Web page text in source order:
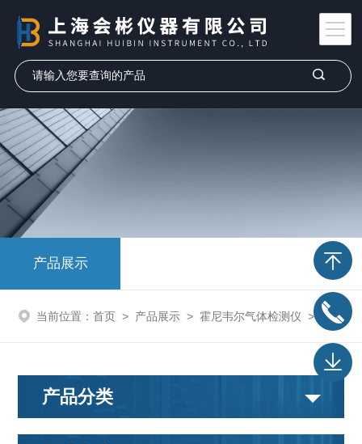
产品展示
当前位置： 首页 > 产品展示 > 霍尼韦尔气体检测仪 > 氯乙烯检测仪
产品分类